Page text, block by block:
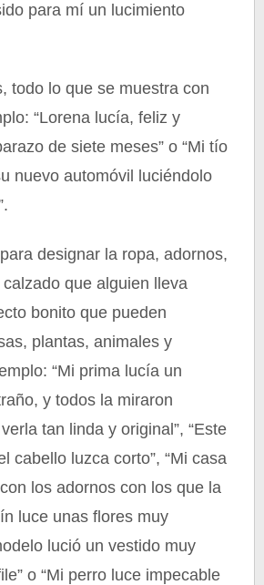
para mí un lucimiento
todo lo que se muestra con
“Lorena lucía, feliz y
de siete meses” o “Mi tío
nuevo automóvil luciéndolo
designar la ropa, adornos,
que alguien lleva
bonito que pueden
plantas, animales y
“Mi prima lucía un
y todos la miraron
tan linda y original”, “Este
cabello luzca corto”, “Mi casa
los adornos con los que la
luce unas flores muy
lució un vestido muy
o “Mi perro luce impecable